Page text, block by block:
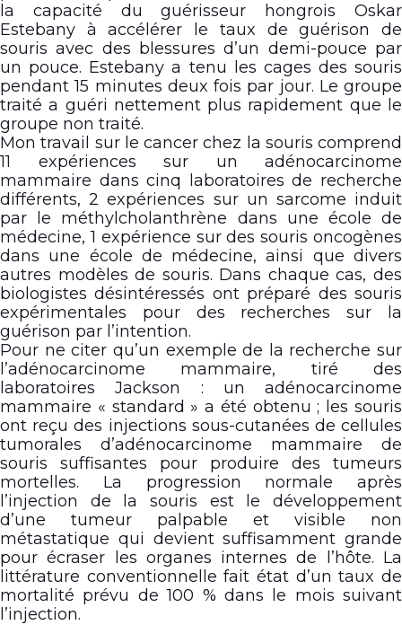
la capacité du guérisseur hongrois Oskar
Estebany à accélérer le taux de guérison de
souris avec des blessures d’un demi-pouce par
un pouce. Estebany a tenu les cages des souris
pendant 15 minutes deux fois par jour. Le groupe
traité a guéri nettement plus rapidement que le
groupe non traité.
Mon travail sur le cancer chez la souris comprend
11 expériences sur un adénocarcinome
mammaire dans cinq laboratoires de recherche
différents, 2 expériences sur un sarcome induit
par le méthylcholanthrène dans une école de
médecine, 1 expérience sur des souris oncogènes
dans une école de médecine, ainsi que divers
autres modèles de souris. Dans chaque cas, des
biologistes désintéressés ont préparé des souris
expérimentales pour des recherches sur la
guérison par l’intention.
Pour ne citer qu’un exemple de la recherche sur
l’adénocarcinome mammaire, tiré des
laboratoires Jackson : un adénocarcinome
mammaire « standard » a été obtenu ; les souris
ont reçu des injections sous-cutanées de cellules
tumorales d’adénocarcinome mammaire de
souris suffisantes pour produire des tumeurs
mortelles. La progression normale après
l’injection de la souris est le développement
d’une tumeur palpable et visible non
métastatique qui devient suffisamment grande
pour écraser les organes internes de l’hôte. La
littérature conventionnelle fait état d’un taux de
mortalité prévu de 100 % dans le mois suivant
l’injection.